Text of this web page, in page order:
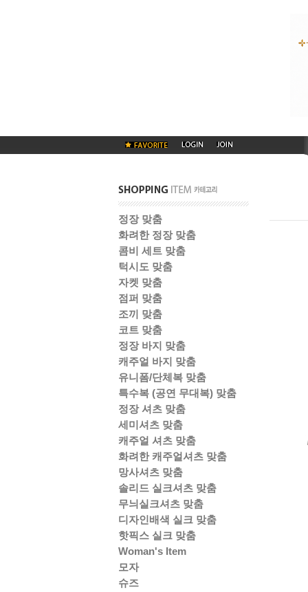
정장 맞춤
화려한 정장 맞춤
콤비 세트 맞춤
턱시도 맞춤
자켓 맞춤
점퍼 맞춤
조끼 맞춤
코트 맞춤
정장 바지 맞춤
캐주얼 바지 맞춤
유니폼/단체복 맞춤
특수복 (공연 무대복) 맞춤
정장 셔츠 맞춤
세미셔츠 맞춤
캐주얼 셔츠 맞춤
화려한 캐주얼셔츠 맞춤
망사셔츠 맞춤
솔리드 실크셔츠 맞춤
무늬실크셔츠 맞춤
디자인배색 실크 맞춤
핫픽스 실크 맞춤
Woman's Item
모자
슈즈